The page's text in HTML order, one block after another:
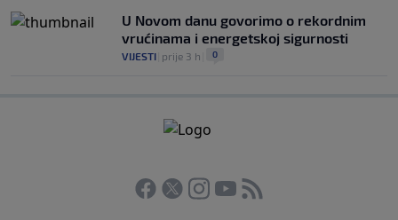
U Novom danu govorimo o rekordnim
vrućinama i energetskoj sigurnosti
VIJESTI prije 3 h 0